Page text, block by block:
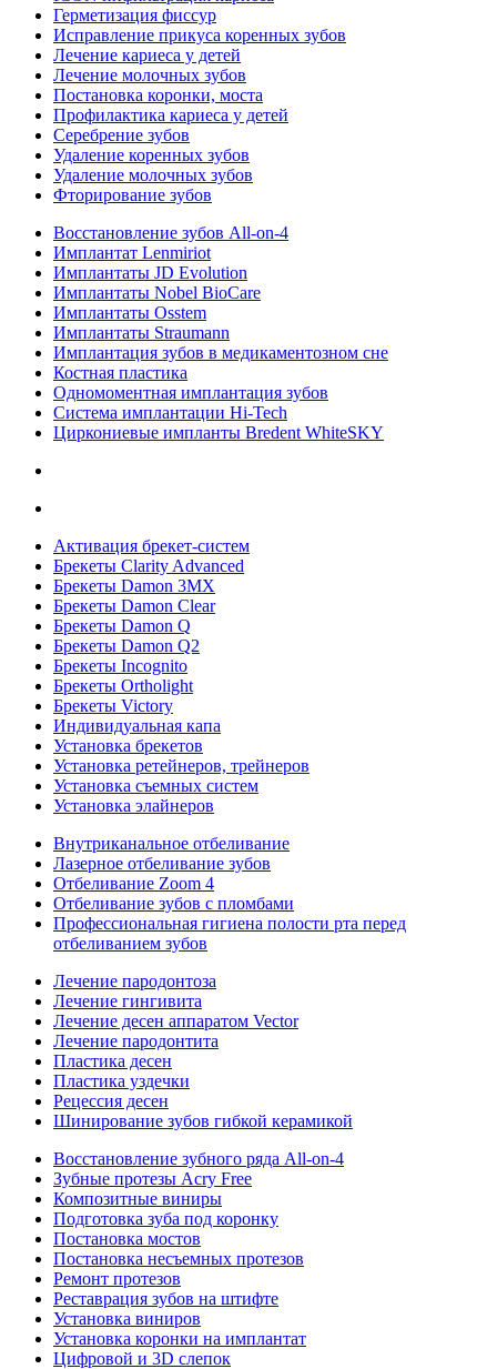
Герметизация фиссур
Исправление прикуса коренных зубов
Лечение кариеса у детей
Лечение молочных зубов
Постановка коронки, моста
Профилактика кариеса у детей
Серебрение зубов
Удаление коренных зубов
Удаление молочных зубов
Фторирование зубов
Восстановление зубов All‑on‑4
Имплантат Lenmiriot
Имплантаты JD Evolution
Имплантаты Nobel BioСare
Имплантаты Osstem
Имплантаты Straumann
Имплантация зубов в медикаментозном сне
Костная пластика
Одномоментная имплантация зубов
Система имплантации Hi-Tech
Циркониевые импланты Bredent WhiteSKY
Активация брекет-систем
Брекеты Clarity Advanced
Брекеты Damon 3MX
Брекеты Damon Clear
Брекеты Damon Q
Брекеты Damon Q2
Брекеты Incognito
Брекеты Ortholight
Брекеты Victory
Индивидуальная капа
Установка брекетов
Установка ретейнеров, трейнеров
Установка съемных систем
Установка элайнеров
Внутриканальное отбеливание
Лазерное отбеливание зубов
Отбеливание Zoom 4
Отбеливание зубов с пломбами
Профессиональная гигиена полости рта перед
отбеливанием зубов
Лечение пародонтоза
Лечение гингивита
Лечение десен аппаратом Vector
Лечение пародонтита
Пластика десен
Пластика уздечки
Рецессия десен
Шинирование зубов гибкой керамикой
Восстановление зубного ряда All‑on‑4
Зубные протезы Acry Free
Композитные виниры
Подготовка зуба под коронку
Постановка мостов
Постановка несъемных протезов
Ремонт протезов
Реставрация зубов на штифте
Установка виниров
Установка коронки на имплантат
Цифровой и 3D слепок